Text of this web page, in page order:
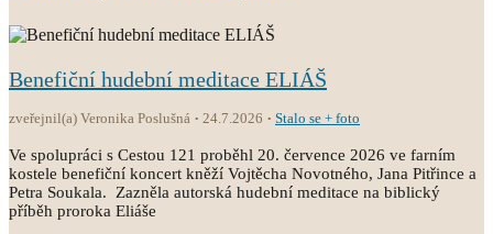
Benefiční hudební meditace ELIÁŠ
zveřejnil(a) Veronika Poslušná 24.7.2026 Stalo se + foto
Ve spolupráci s Cestou 121 proběhl 20. července 2026 ve farním
kostele benefiční koncert kněží Vojtěcha Novotného, Jana Pitřince a
Petra Soukala. Zazněla autorská hudební meditace na biblický
příběh proroka Eliáše